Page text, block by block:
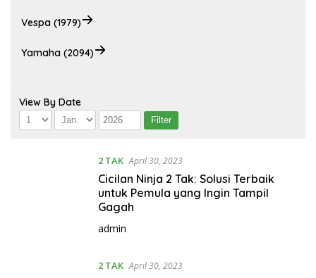
Vespa (1979)
Yamaha (2094)
View By Date
2 TAK April 30, 2023
Cicilan Ninja 2 Tak: Solusi Terbaik
untuk Pemula yang Ingin Tampil
Gagah
admin
2 TAK April 30, 2023